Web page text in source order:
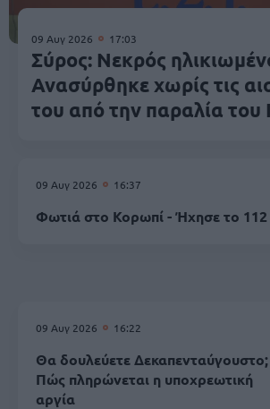
09 Αυγ 2026 17:03
Σύρος: Νεκρός
Ανασύρθηκε χωρίς τις
του από την παραλία του
09 Αυγ 2026 16:37
Φωτιά στο Κορωπί - Ήχησε το 112
09 Αυγ 2026 16:22
Θα δουλεύετε
Πώς πληρώνεται η υποχρεωτική
αργία